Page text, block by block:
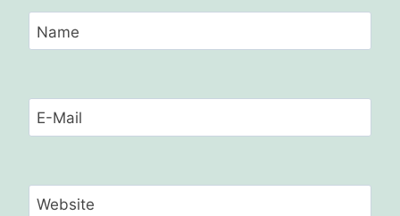
Name
E-Mail
Website